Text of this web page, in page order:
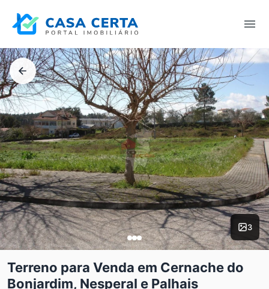
3
Terreno para Venda em Cernache do
Bonjardim, Nesperal e Palhais